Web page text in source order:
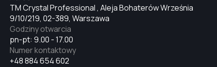
TM Crystal Professional , Aleja Bohaterów Września
9/10/219, 02-389, Warszawa
pn-pt: 9.00 - 17.00
Godziny otwarcia
+48 884 654 602
Numer kontaktowy